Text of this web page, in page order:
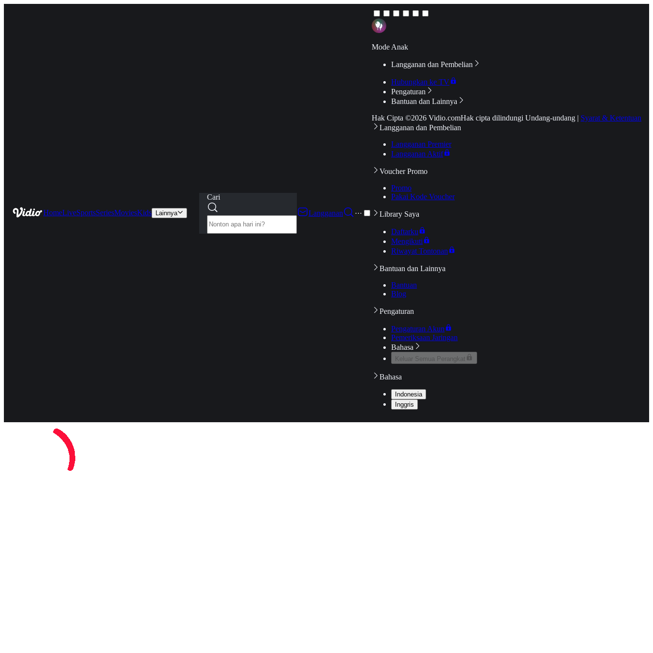
HomeLiveSportsSeriesMoviesKids Lainnya
Cari
Langganan
···
Mode Anak
Langganan dan Pembelian
Hubungkan ke TV
Pengaturan
Bantuan dan Lainnya
Hak Cipta ©2026 Vidio.comHak cipta dilindungi Undang-undang | Syarat & Ketentuan
Langganan dan Pembelian
Langganan Premier
Langganan Aktif
Voucher Promo
Promo
Pakai Kode Voucher
Library Saya
Daftarku
Mengikuti
Riwayat Tontonan
Bantuan dan Lainnya
Bantuan
Blog
Pengaturan
Pengaturan Akun
Pemeriksaan Jaringan
Bahasa
Keluar Semua Perangkat
Bahasa
Indonesia
Inggris